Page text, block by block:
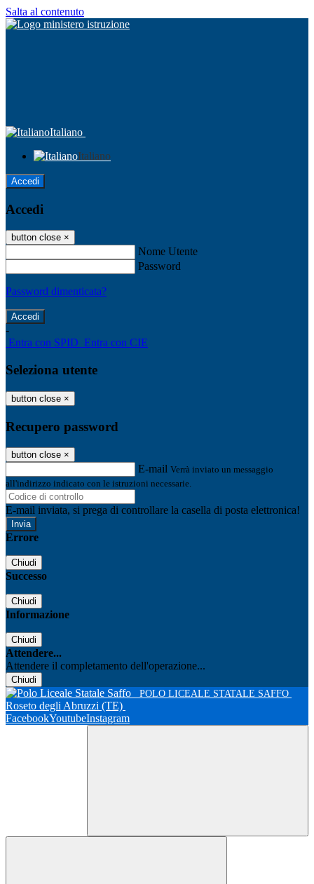
Salta al contenuto
Italiano
Italiano
Accedi
Accedi
button close ×
Nome Utente
Password
Password dimenticata?
-
Entra con SPID Entra con CIE
Seleziona utente
button close ×
Recupero password
button close ×
E-mail Verrà inviato un messaggio
all'indirizzo indicato con le istruzioni necessarie.
E-mail inviata, si prega di controllare la casella di posta elettronica!
Errore
Chiudi
Successo
Chiudi
Informazione
Chiudi
Attendere...
Attendere il completamento dell'operazione...
Chiudi
POLO LICEALE STATALE SAFFO
Roseto degli Abruzzi (TE)
FacebookYoutubeInstagram